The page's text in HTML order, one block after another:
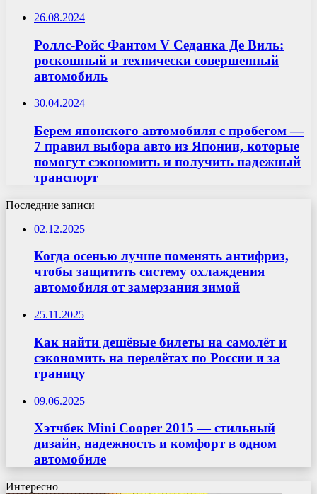
26.08.2024
Роллс-Ройс Фантом V Седанка Де Виль:
роскошный и технически совершенный
автомобиль
30.04.2024
Берем японского автомобиля с пробегом —
7 правил выбора авто из Японии, которые
помогут сэкономить и получить надежный
транспорт
Последние записи
02.12.2025
Когда осенью лучше поменять антифриз,
чтобы защитить систему охлаждения
автомобиля от замерзания зимой
25.11.2025
Как найти дешёвые билеты на самолёт и
сэкономить на перелётах по России и за
границу
09.06.2025
Хэтчбек Mini Cooper 2015 — стильный
дизайн, надежность и комфорт в одном
автомобиле
Интересно